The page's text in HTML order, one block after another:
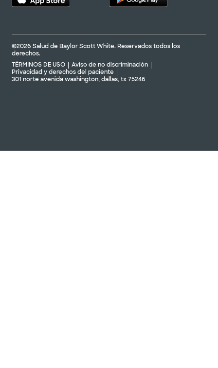
©2026 Salud de Baylor Scott White. Reservados todos los
derechos.
TÉRMINOS DE USO
Aviso de no discriminación
Privacidad y derechos del paciente
301 norte avenida washington, dallas, tx 75246